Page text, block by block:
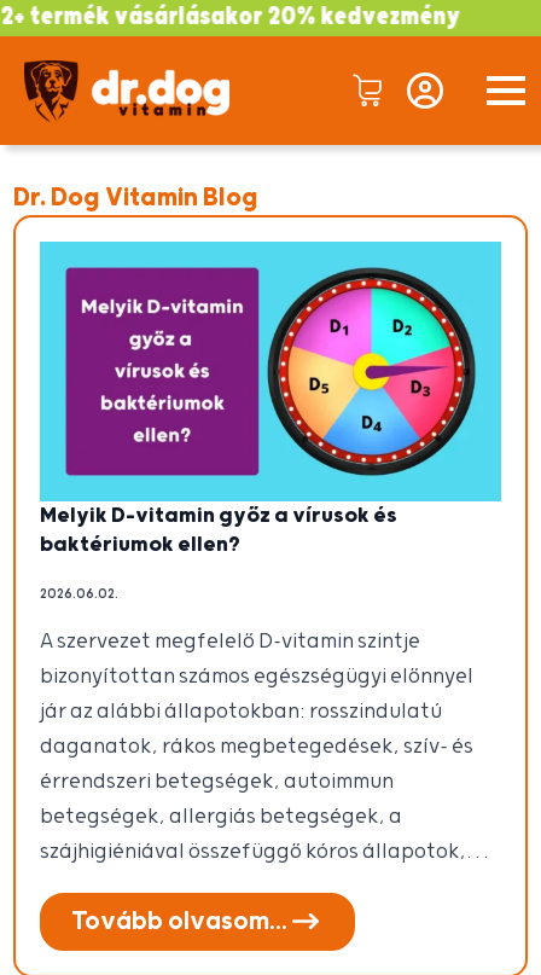
termék vásárlásakor 20% kedvezmény
Dr. Dog Vitamin Blog
Melyik D-vitamin győz a vírusok és
baktériumok ellen?
2026.06.02.
A szervezet megfelelő D-vitamin szintje
bizonyítottan számos egészségügyi előnnyel
jár az alábbi állapotokban: rosszindulatú
daganatok, rákos megbetegedések, szív- és
érrendszeri betegségek, autoimmun
betegségek, allergiás betegségek, a
szájhigiéniával összefüggő kóros állapotok,…
Tovább olvasom...